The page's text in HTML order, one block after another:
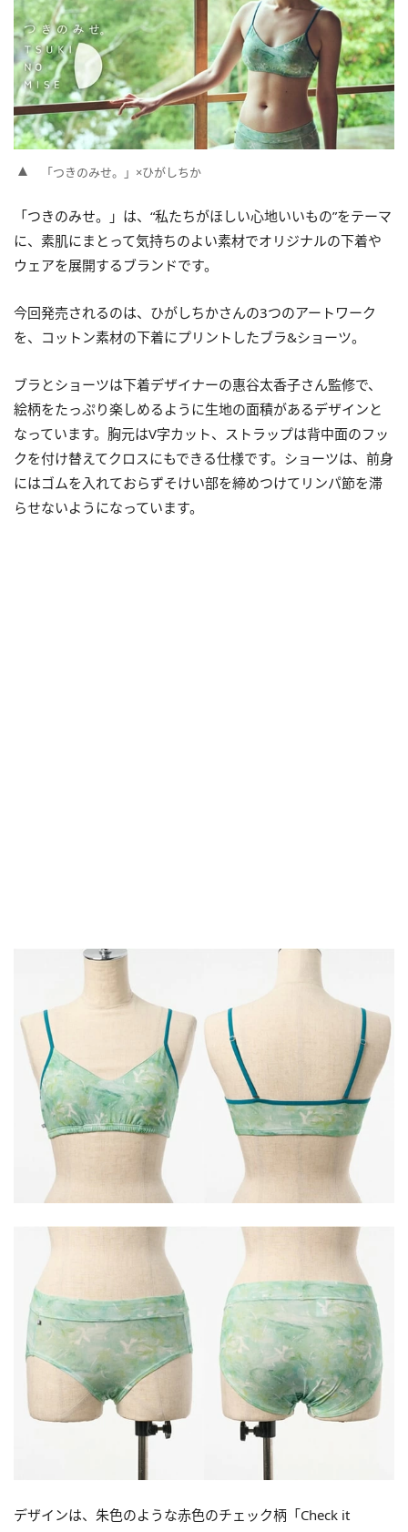
「つきのみせ。」×ひがしちか
「つきのみせ。」は、“私たちがほしい心地いいもの”をテーマ
に、素肌にまとって気持ちのよい素材でオリジナルの下着や
ウェアを展開するブランドです。
今回発売されるのは、ひがしちかさんの3つのアートワーク
を、コットン素材の下着にプリントしたブラ&ショーツ。
ブラとショーツは下着デザイナーの惠谷太香子さん監修で、
絵柄をたっぷり楽しめるように生地の面積があるデザインと
なっています。胸元はV字カット、ストラップは背中面のフッ
クを付け替えてクロスにもできる仕様です。ショーツは、前身
にはゴムを入れておらずそけい部を締めつけてリンパ節を滞
らせないようになっています。
デザインは、朱色のような赤色のチェック柄「Check it